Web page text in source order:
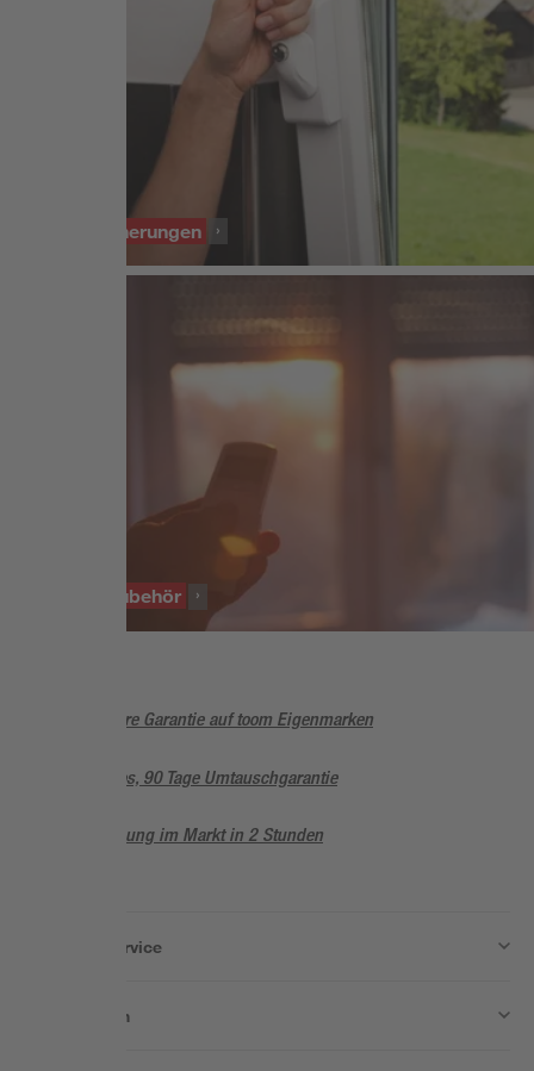
Fenstersicherungen
Rollladenzubehör
5 Jahre Garantie auf toom Eigenmarken
Sorglos, 90 Tage Umtauschgarantie
Abholung im Markt in 2 Stunden
Wissen & Service
Unternehmen